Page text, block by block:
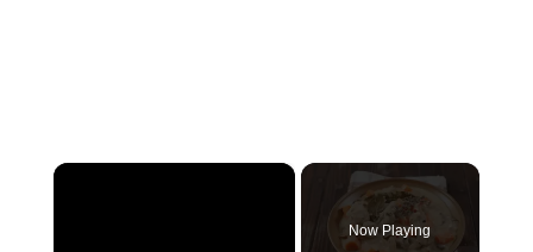
×
Now Playing